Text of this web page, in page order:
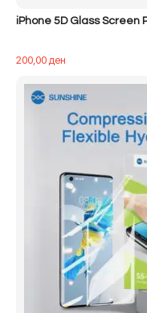
iPhone 5D Glass Screen
200,00ден